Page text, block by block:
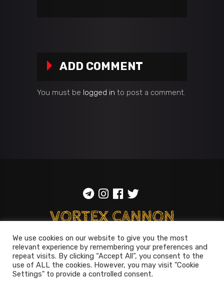
ADD COMMENT
You must be logged in to post a comment.
ToS::Privacy policy
© 2014-2026Vortex Cannon
Entertainment. All rights reserved
We use cookies on our website to give you the most
relevant experience by remembering your preferences and
repeat visits. By clicking “Accept All”, you consent to the
use of ALL the cookies. However, you may visit "Cookie
Settings" to provide a controlled consent.